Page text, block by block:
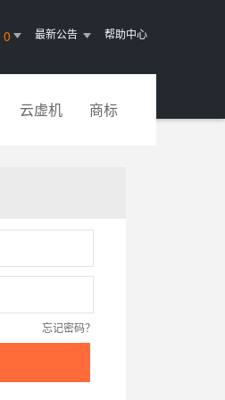
0 最新公告 帮助中心
云虚机 商标
忘记密码？